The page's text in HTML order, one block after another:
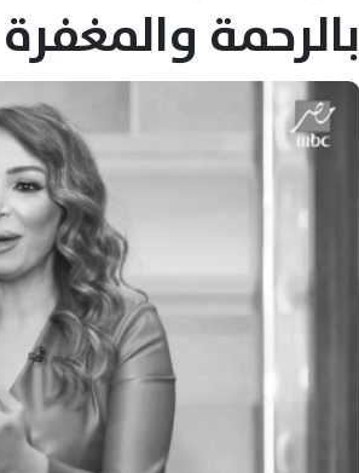
بالرحمة والمغفرة